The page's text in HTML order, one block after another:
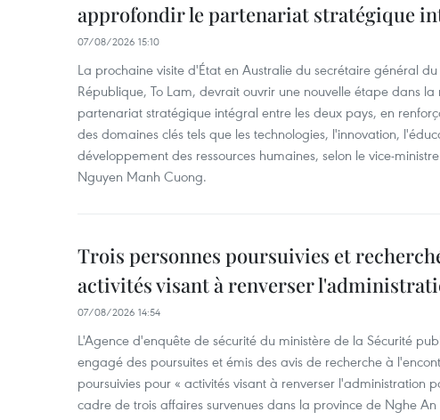
approfondir le partenariat stratégique
07/08/2026 15:10
La prochaine visite d'État en Australie du secrétaire général
République, To Lam, devrait ouvrir une nouvelle étape dans
partenariat stratégique intégral entre les deux pays, en
des domaines clés tels que les technologies, l'innovation,
développement des ressources humaines, selon le vice-
Nguyen Manh Cuong.
Trois personnes poursuivies et
activités visant à renverser
07/08/2026 14:54
L'Agence d'enquête de sécurité du ministère de la Sécurité
engagé des poursuites et émis des avis de recherche à
poursuivies pour « activités visant à renverser l'administration
cadre de trois affaires survenues dans la province de Nghe